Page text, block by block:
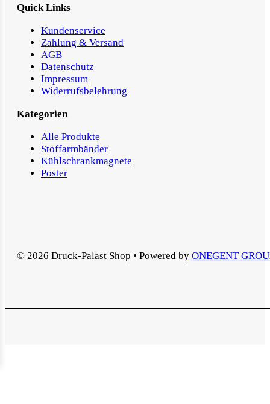
Quick Links
Kundenservice
Zahlung & Versand
AGB
Datenschutz
Impressum
Widerrufsbelehrung
Kategorien
Alle Produkte
Stoffarmbänder
Kühlschrankmagnete
Poster
© 2026 Druck-Palast Shop • Powered by ONEGENT